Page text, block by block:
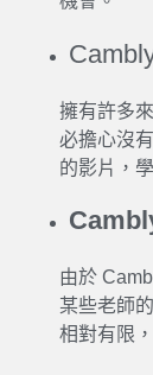
擁有許多
必擔心沒
的影片，
由於
某些老師
相對有限